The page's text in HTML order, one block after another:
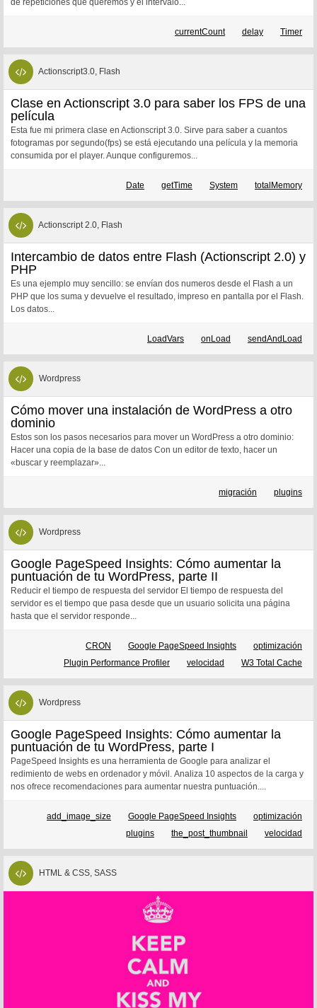
de repeticiones que queremos y el intervalo...
currentCount delay Timer
Actionscript3.0, Flash
Clase en Actionscript 3.0 para saber los FPS de una
película
Esta fue mi primera clase en Actionscript 3.0. Sirve para saber a cuantos
fotogramas por segundo(fps) se está ejecutando una película y la memoria
consumida por el player. Aunque configuremos...
Date getTime System totalMemory
Actionscript 2.0, Flash
Intercambio de datos entre Flash (Actionscript 2.0) y
PHP
Es una ejemplo muy sencillo: se envían dos numeros desde el Flash a un
PHP que los suma y devuelve el resultado, impreso en pantalla por el Flash.
Los datos...
LoadVars onLoad sendAndLoad
Wordpress
Cómo mover una instalación de WordPress a otro
dominio
Estos son los pasos necesarios para mover un WordPress a otro dominio:
Hacer una copia de la base de datos Con un editor de texto, hacer un
«buscar y reemplazar»...
migración plugins
Wordpress
Google PageSpeed Insights: Cómo aumentar la
puntuación de tu WordPress, parte II
Reducir el tiempo de respuesta del servidor El tiempo de respuesta del
servidor es el tiempo que pasa desde que un usuario solicita una página
hasta que el servidor responde...
CRON Google PageSpeed Insights
optimización
Plugin Performance Profiler
velocidad W3 Total Cache
Wordpress
Google PageSpeed Insights: Cómo aumentar la
puntuación de tu WordPress, parte I
PageSpeed Insights es una herramienta de Google para analizar el
redimiento de webs en ordenador y móvil. Analiza 10 aspectos de la carga y
nos ofrece recomendaciones para aumentar nuestra puntuación....
add_image_size Google PageSpeed Insights
optimización
plugins
the_post_thumbnail velocidad
HTML & CSS, SASS